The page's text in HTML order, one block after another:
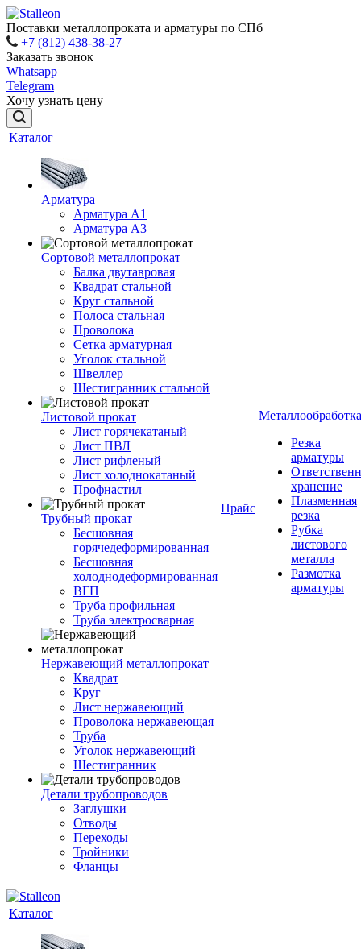
Поставки металлопроката и арматуры по СПб
+7 (812) 438-38-27
Заказать звонок
Whatsapp
Telegram
Хочу узнать цену
Каталог
Арматура
Арматура A1
Арматура А3
Сортовой металлопрокат
Балка двутавровая
Квадрат стальной
Круг стальной
Полоса стальная
Проволока
Сетка арматурная
Уголок стальной
Швеллер
Шестигранник стальной
Листовой прокат
Лист горячекатаный
Лист ПВЛ
Лист рифленый
Лист холоднокатаный
Профнастил
Трубный прокат
Бесшовная
горячедеформированная
Бесшовная
холоднодеформированная
ВГП
Труба профильная
Труба электросварная
Нержавеющий металлопрокат
Квадрат
Круг
Лист нержавеющий
Проволока нержавеющая
Труба
Уголок нержавеющий
Шестигранник
Детали трубопроводов
Заглушки
Отводы
Переходы
Тройники
Фланцы
Прайс
Металлообработка
Резка
арматуры
хранение
Плазменная
резка
Рубка
листового
металла
Размотка
арматуры
Каталог